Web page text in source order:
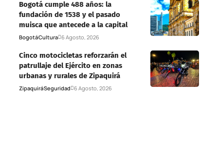
Bogotá cumple 488 años: la
fundación de 1538 y el pasado
muisca que antecede a la capital
BogotáCultura 6 Agosto, 2026
Cinco motocicletas reforzarán el
patrullaje del Ejército en zonas
urbanas y rurales de Zipaquirá
ZipaquiráSeguridad 6 Agosto, 2026